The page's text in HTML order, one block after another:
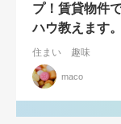
プ！賃貸物件
ハウ教えます。
住まい 趣味
maco